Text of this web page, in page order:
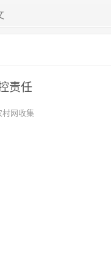
责任
村网收集